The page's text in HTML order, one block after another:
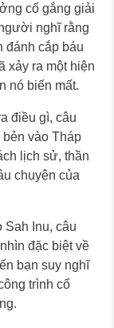
cố gắng giải
nghĩ rằng
đánh cắp báu
xảy ra một hiện
nó biến mất.
điều gì, câu
bẻn vào Tháp
lịch sử, thần
chuyện của
Inu, câu
đặc biệt về
bạn suy nghĩ
trình cổ